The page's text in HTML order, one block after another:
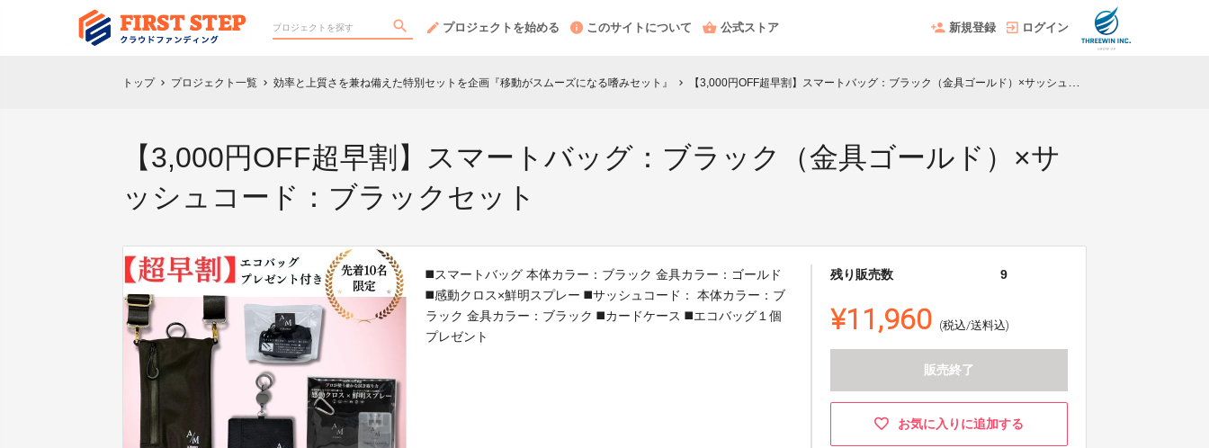
プロジェクトを始める このサイトについて 公式ストア 新規登録 ログイン
トップ chevron_right プロジェクト一覧 chevron_right 効率と上質さを兼ね備えた特別セットを企画『移動がスムーズになる嗜みセット』 chevron_right 【3,000円OFF超早割】スマートバッグ：ブラック（金具ゴールド）×サッシュコード：ブラックセット
【3,000円OFF超早割】スマートバッグ：ブラック（金具ゴールド）×サ
ッシュコード：ブラックセット
◼️スマートバッグ 本体カラー：ブラック 金具カラー：ゴールド
◼️感動クロス×鮮明スプレー ◼️サッシュコード： 本体カラー：ブ
ラック 金具カラー：ブラック ◼️カードケース ◼️エコバッグ１個
プレゼント
残り販売数 9
¥11,960 (税込/送料込)
販売終了
お気に入りに追加する